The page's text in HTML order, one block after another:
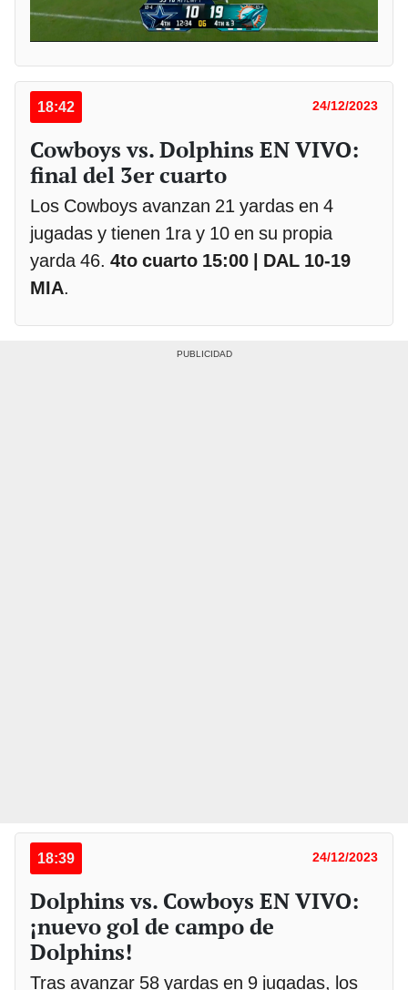
18:42 24/12/2023
Cowboys vs. Dolphins EN VIVO:
final del 3er cuarto
Los Cowboys avanzan 21 yardas en 4
jugadas y tienen 1ra y 10 en su propia
yarda 46. 4to cuarto 15:00 | DAL 10-19
MIA.
18:39 24/12/2023
Dolphins vs. Cowboys EN VIVO:
¡nuevo gol de campo de
Dolphins!
Tras avanzar 58 yardas en 9 jugadas, los